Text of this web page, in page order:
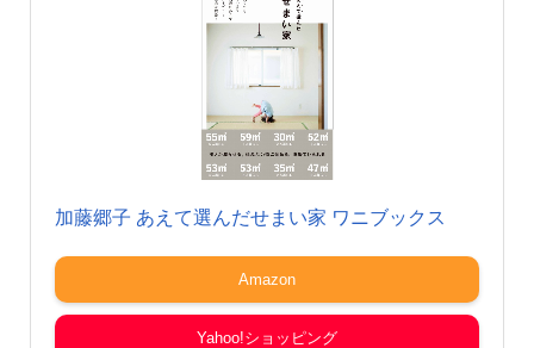
加藤郷子 あえて選んだせまい家 ワニブックス
Amazon
Yahoo!ショッピング